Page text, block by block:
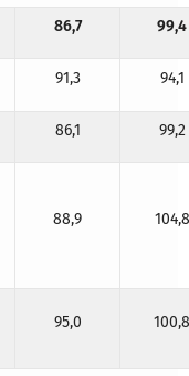
86,7 99,4
91,3 94,1
86,1 99,2
88,9 104,8
95,0